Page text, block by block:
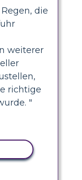
die
weiterer
richtige
"